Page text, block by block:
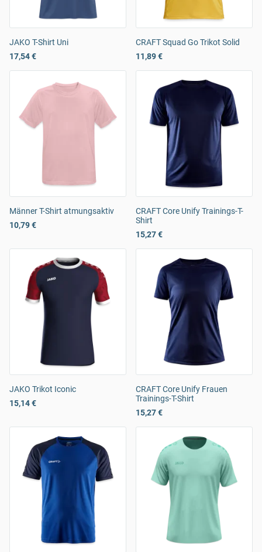
JAKO T-Shirt Uni
17,54 €
CRAFT Squad Go Trikot Solid
11,89 €
Männer T-Shirt atmungsaktiv
10,79 €
CRAFT Core Unify Trainings-T-
Shirt
15,27 €
JAKO Trikot Iconic
15,14 €
CRAFT Core Unify Frauen
Trainings-T-Shirt
15,27 €